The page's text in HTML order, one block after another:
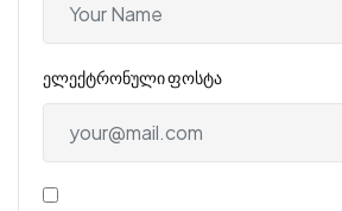
ელექტრონული ფოსტა